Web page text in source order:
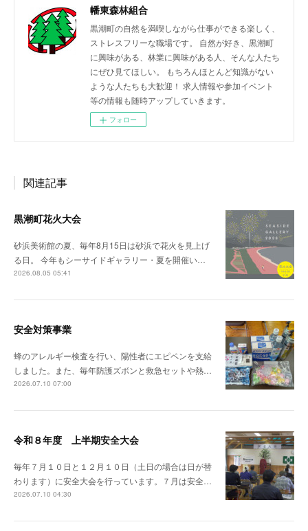
幡東森林組合
黒潮町の自然を満喫しながら仕事ができる楽しく、
ストレスフリーな職場です。 自然が好き、黒潮町
に興味がある、林業に興味がある人、そんな人たち
にぜひ見てほしい。 もちろんほとんど知識がない
ような人たちも大歓迎！ 求人情報や参加イベント
等の情報も随時アップしていきます。
フォロー
関連記事
黒潮町花火大会
砂浜美術館の夏、毎年8月15日は砂浜で花火を見上げ
る日。 今年もシーサイドギャラリー・夏を開催い…
2026.08.05 05:41
安全対策事業
蜂のアレルギー検査を行い、陽性者にエピペンを支給
しました。また、毎年防護ズボンと救急セットや熱…
2026.07.10 07:00
令和８年度 上半期安全大会
毎年７月１０日と１２月１０日（土日の場合は日が替
わります）に安全大会を行っています。７月は安全…
2026.07.10 04:30